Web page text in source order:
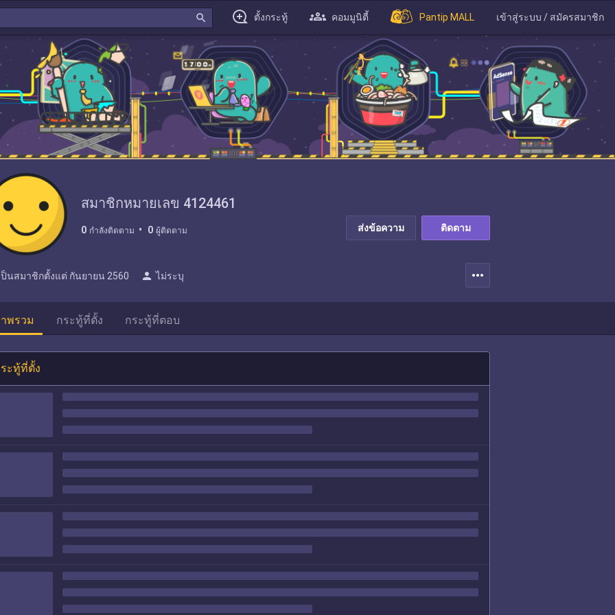
search ตั้งกระทู้ คอมมูนิตี้ Pantip MALL เข้าสู่ระบบ / สมัครสมาชิก
สมาชิกหมายเลข 4124461
0 กำลังติดตาม 0 ผู้ติดตาม ส่งข้อความ ติดตาม
ป็นสมาชิกตั้งแต่ กันยายน 2560 person ไม่ระบุ more_horiz
พรวม กระทู้ที่ตั้ง กระทู้ที่ตอบ
ะทู้ที่ตั้ง